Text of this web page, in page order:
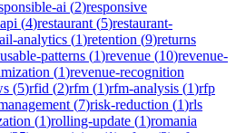
ai (2)responsive
(4)restaurant (5)restaurant-
analytics (1)retention (9)returns
patterns (1)revenue (10)revenue-
(1)revenue-recognition
(5)rfid (2)rfm (1)rfm-analysis (1)rfp
(7)risk-reduction (1)rls
(1)rolling-update (1)romania